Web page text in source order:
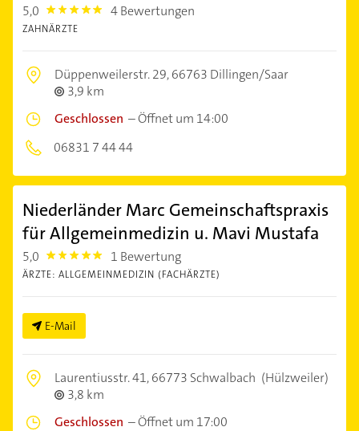
5,0 5.0 4 Bewertungen
ZAHNÄRZTE
Düppenweilerstr. 29,66763 Dillingen/Saar
3,9 km
Geschlossen –Öffnet um 14:00
06831 7 44 44
Niederländer Marc Gemeinschaftspraxis
für Allgemeinmedizin u. Mavi Mustafa
5,0 5.0 1 Bewertung
ÄRZTE: ALLGEMEINMEDIZIN (FACHÄRZTE)
E-Mail
Laurentiusstr. 41,66773 Schwalbach (Hülzweiler)
3,8 km
Geschlossen –Öffnet um 17:00